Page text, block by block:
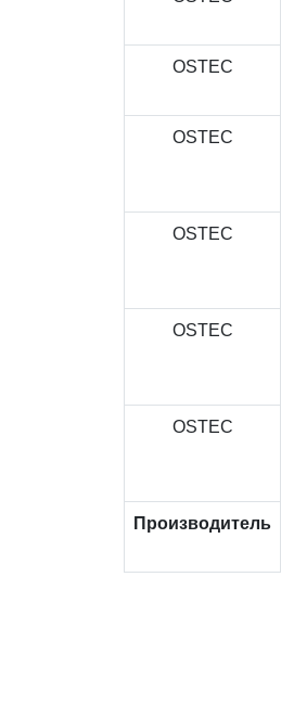
OSTEC
OSTEC
OSTEC
OSTEC
OSTEC
Производитель